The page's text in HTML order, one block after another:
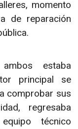
momento
de reparación
estaba
principal se
comprobar sus
regresaba
técnico